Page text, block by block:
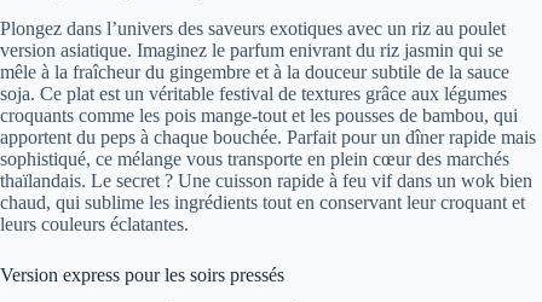
Plongez dans l’univers des saveurs exotiques avec un riz au poulet
version asiatique. Imaginez le parfum enivrant du riz jasmin qui se
mêle à la fraîcheur du gingembre et à la douceur subtile de la sauce
soja. Ce plat est un véritable festival de textures grâce aux légumes
croquants comme les pois mange-tout et les pousses de bambou, qui
apportent du peps à chaque bouchée. Parfait pour un dîner rapide mais
sophistiqué, ce mélange vous transporte en plein cœur des marchés
thaïlandais. Le secret ? Une cuisson rapide à feu vif dans un wok bien
chaud, qui sublime les ingrédients tout en conservant leur croquant et
leurs couleurs éclatantes.
Version express pour les soirs pressés